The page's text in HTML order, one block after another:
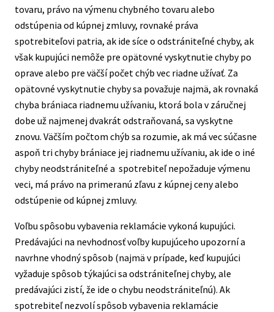
tovaru, právo na výmenu chybného tovaru alebo
odstúpenia od kúpnej zmluvy, rovnaké práva
spotrebiteľovi patria, ak ide síce o odstrániteľné chyby, ak
však kupujúci nemôže pre opätovné vyskytnutie chyby po
oprave alebo pre väčší počet chýb vec riadne užívať. Za
opätovné vyskytnutie chyby sa považuje najmä, ak rovnaká
chyba brániaca riadnemu užívaniu, ktorá bola v záručnej
dobe už najmenej dvakrát odstraňovaná, sa vyskytne
znovu. Väčším počtom chýb sa rozumie, ak má vec súčasne
aspoň tri chyby brániace jej riadnemu užívaniu, ak ide o iné
chyby neodstrániteľné a spotrebiteľ nepožaduje výmenu
veci, má právo na primeranú zľavu z kúpnej ceny alebo
odstúpenie od kúpnej zmluvy.
Voľbu spôsobu vybavenia reklamácie vykoná kupujúci.
Predávajúci na nevhodnosť voľby kupujúceho upozorní a
navrhne vhodný spôsob (najmä v prípade, keď kupujúci
vyžaduje spôsob týkajúci sa odstrániteľnej chyby, ale
predávajúci zistí, že ide o chybu neodstrániteľnú). Ak
spotrebiteľ nezvolí spôsob vybavenia reklamácie